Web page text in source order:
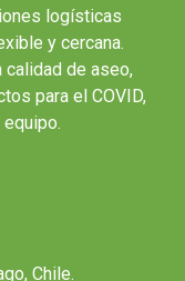
logísticas
y cercana.
calidad de aseo,
para el COVID,
Chile.